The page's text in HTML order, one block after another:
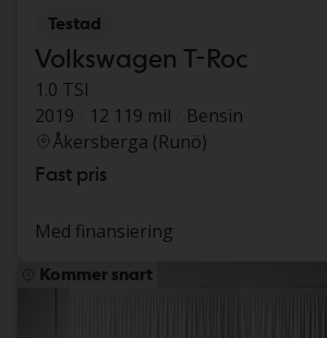
Testad
Volkswagen T-Roc
1.0 TSI
2019
12 119 mil
Bensin
Åkersberga (Runö)
Fast pris
Med finansiering
Kommer snart